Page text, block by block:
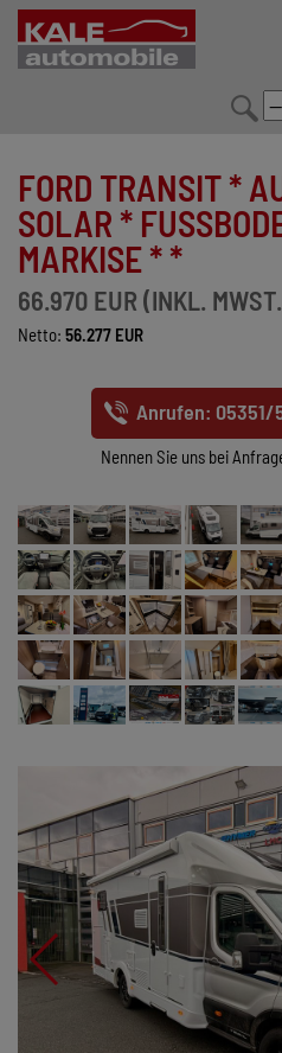
LEISTUNGEN
KONFIGURATOR
MARKENWELT
KONTAKT
FORD TRANSIT *
SOLAR *
ARKISE * *
66.970 EUR (INKL.
Netto: 56.277 EUR
Anrufen: 05351/
Nennen Sie uns bei